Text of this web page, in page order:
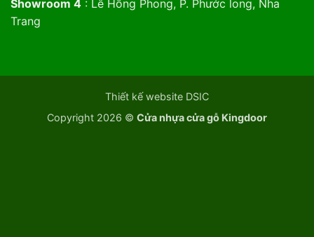
Showroom 4: Lê Hồng Phong, P. Phước long, Nha
Trang
Thiết kế website DSIC
Copyright 2026 © Cửa nhựa cửa gỗ Kingdoor